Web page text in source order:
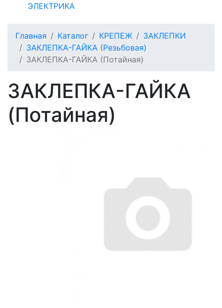
ЭЛЕКТРИКА
Главная Каталог КРЕПЕЖ
ЗАКЛЕПКИ
ЗАКЛЕПКА-ГАЙКА (Резьбовая)
ЗАКЛЕПКА-ГАЙКА (Потайная)
ЗАКЛЕПКА-ГАЙКА
(Потайная)